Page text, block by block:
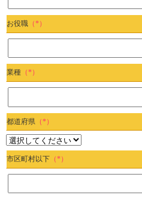
お役職 （*）
業種 （*）
都道府県 （*）
市区町村以下 （*）